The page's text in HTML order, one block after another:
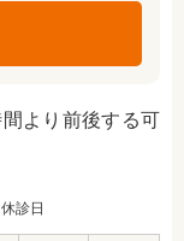
より前後する可
休診日